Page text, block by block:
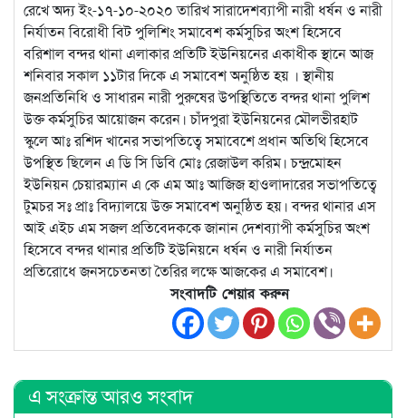
রেখে অদ্য ইং-১৭-১০-২০২০ তারিখ সারাদেশব্যাপী নারী ধর্ষন ও নারী
নির্যাতন বিরোধী বিট পুলিশিং সমাবেশ কর্মসুচির অংশ হিসেবে
বরিশাল বন্দর থানা এলাকার প্রতিটি ইউনিয়নের একাধীক স্থানে আজ
শনিবার সকাল ১১টার দিকে এ সমাবেশ অনুষ্ঠিত হয় । স্থানীয়
জনপ্রতিনিধি ও সাধারন নারী পুরুষের উপস্থিতিতে বন্দর থানা পুলিশ
উক্ত কর্মসুচির আয়োজন করেন। চাঁদপুরা ইউনিয়নের মৌলভীরহাট
স্কুলে আঃ রশিদ খানের সভাপতিত্বে সমাবেশে প্রধান অতিথি হিসেবে
উপস্থিত ছিলেন এ ডি সি ডিবি মোঃ রেজাউল করিম। চন্দ্রমোহন
ইউনিয়ন চেয়ারম্যান এ কে এম আঃ আজিজ হাওলাদারের সভাপতিত্বে
টুমচর সঃ প্রাঃ বিদ্যালয়ে উক্ত সমাবেশ অনুষ্ঠিত হয়। বন্দর থানার এস
আই এইচ এম সজল প্রতিবেদককে জানান দেশব্যাপী কর্মসুচির অংশ
হিসেবে বন্দর থানার প্রতিটি ইউনিয়নে ধর্ষন ও নারী নির্যাতন
প্রতিরোধে জনসচেতনতা তৈরির লক্ষে আজকের এ সমাবেশ।
সংবাদটি শেয়ার করুন
এ সংক্রান্ত আরও সংবাদ